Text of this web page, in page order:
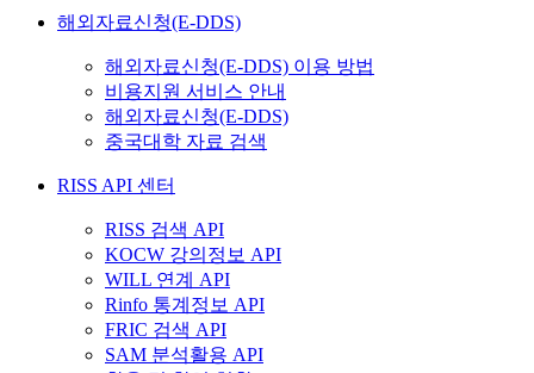
해외자료신청(E-DDS)
해외자료신청(E-DDS) 이용 방법
비용지원 서비스 안내
해외자료신청(E-DDS)
중국대학 자료 검색
RISS API 센터
RISS 검색 API
KOCW 강의정보 API
WILL 연계 API
Rinfo 통계정보 API
FRIC 검색 API
SAM 분석활용 API